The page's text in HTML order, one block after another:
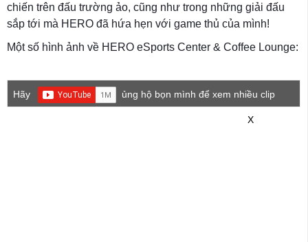
chiến trên đấu trường ảo, cũng như trong những giải đấu
sắp tới mà HERO đã hứa hẹn với game thủ của mình!
Một số hình ảnh về HERO eSports Center & Coffee Lounge:
Hãy
ủng hộ bọn mình để xem nhiều clip
X